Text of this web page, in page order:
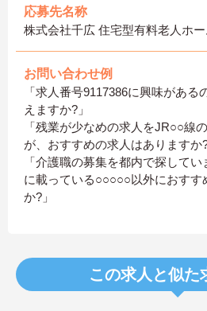
応募先名称
株式会社千広 住宅型有料老人ホ
お問い合わせ例
「求人番号9117386に興味がある
えますか?」
「残業が少なめの求人をJR○○線
が、おすすめの求人はありますか?
「介護職の募集を都内で探して
に載っている○○○○○以外におすす
か?」
この求人と似た